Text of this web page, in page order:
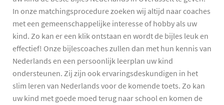
In onze matchingsprocedure zoeken wij altijd naar coaches
met een gemeenschappelijke interesse of hobby als uw
kind. Zo kan er een klik ontstaan en wordt de bijles leuk en
effectief! Onze bijlescoaches zullen dan met hun kennis van
Nederlands en een persoonlijk leerplan uw kind
ondersteunen. Zij zijn ook ervaringsdeskundigen in het
slim leren van Nederlands voor de komende toets. Zo kan
uw kind met goede moed terug naar school en komen de